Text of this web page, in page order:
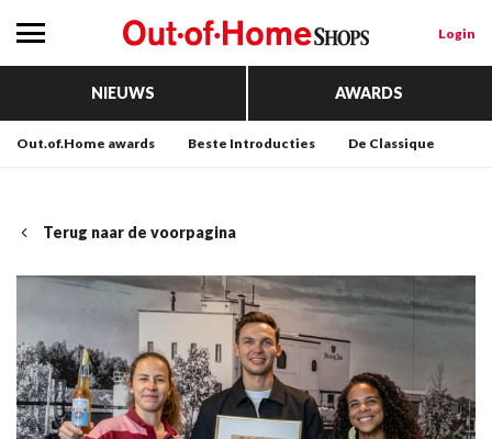
Login
NIEUWS AWARDS
Out.of.Home awards Beste Introducties De Classique
Terug naar de voorpagina